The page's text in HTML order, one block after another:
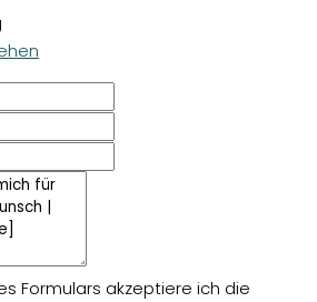
Formulars akzeptiere ich die